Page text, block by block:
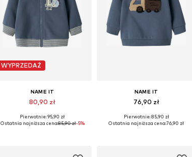
WYPRZEDAŻ
NAME IT
80,90 zł
Pierwotnie: 95,90 zł
Ostatnia najniższa cena:85,90 zł-5%
NAME IT
76,90 zł
Pierwotnie: 85,90 zł
Ostatnia najniższa cena:76,90 zł